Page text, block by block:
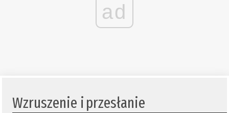
ad
Wzruszenie i przesłanie